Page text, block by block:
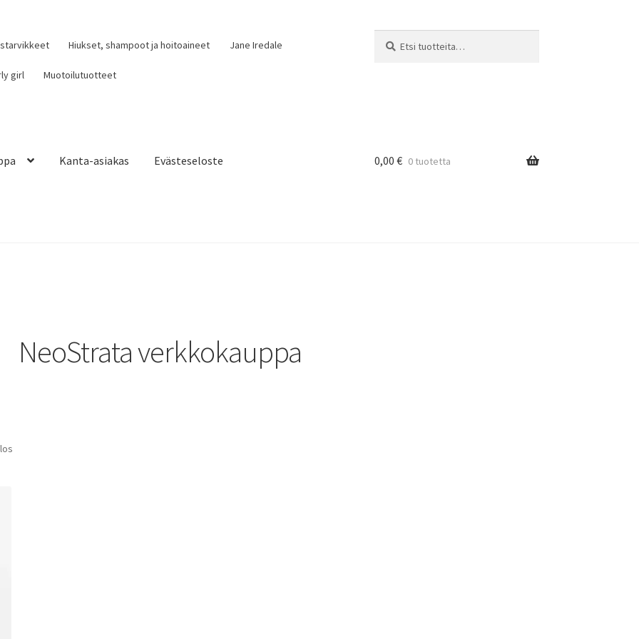
Hiukset, shampoot ja hoitoaineet Jane Iredale
girl Muotoilutuotteet
Kanta-asiakas Evästeseloste 0,00 € 0 tuotetta
NeoStrata verkkokauppa